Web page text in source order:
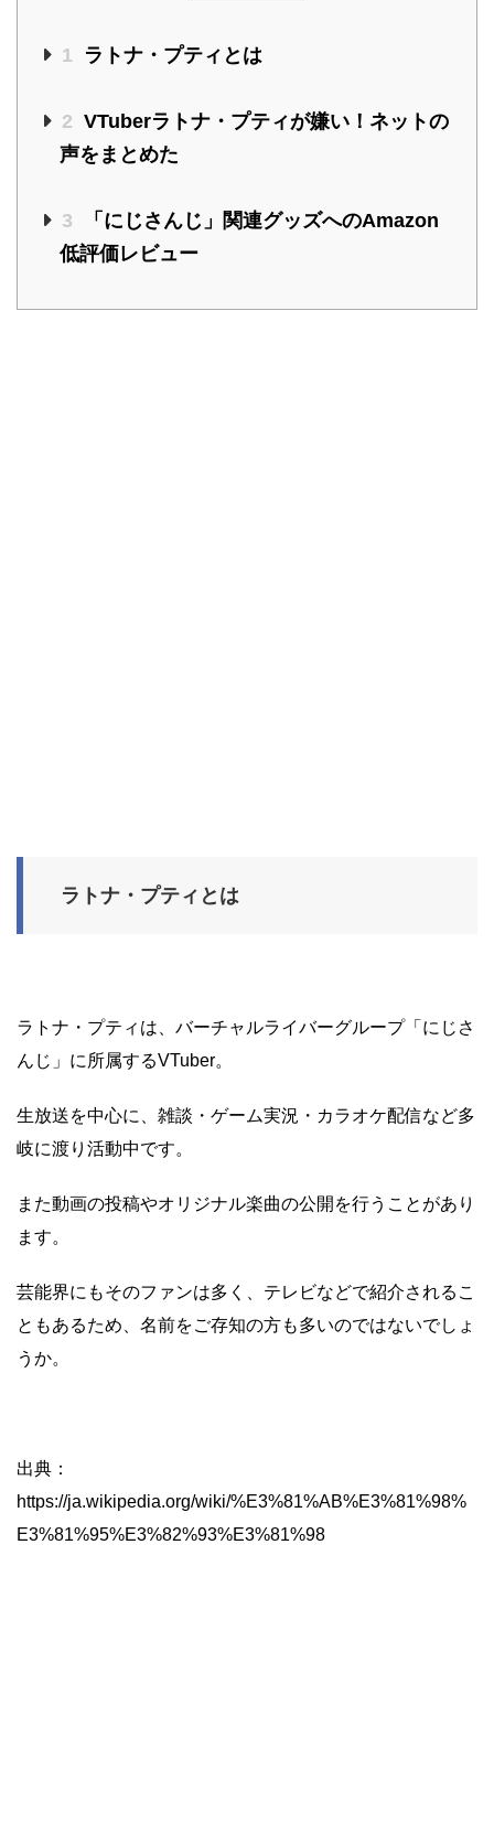
1 ラトナ・プティとは
2 VTuberラトナ・プティが嫌い！ネットの
声をまとめた
3
「にじさんじ」関連グッズへのAmazon
低評価レビュー
ラトナ・プティとは
ラトナ・プティは、バーチャルライバーグループ「にじさ
んじ」に所属するVTuber。
生放送を中心に、雑談・ゲーム実況・カラオケ配信など多
岐に渡り活動中です。
また動画の投稿やオリジナル楽曲の公開を行うことがあり
ます。
芸能界にもそのファンは多く、テレビなどで紹介されるこ
ともあるため、名前をご存知の方も多いのではないでしょ
うか。
出典：
https://ja.wikipedia.org/wiki/%E3%81%AB%E3%81%98%
E3%81%95%E3%82%93%E3%81%98